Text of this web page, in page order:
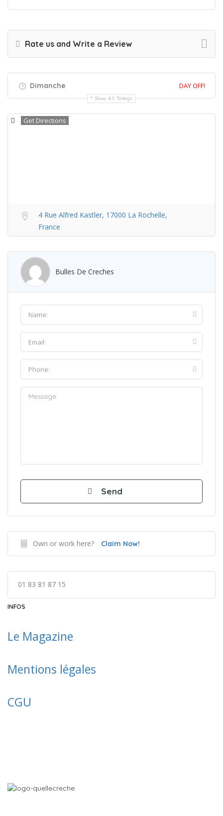
Rate us and Write a Review
Dimanche DAY OFF!
Show All Timings
Get Directions
4 Rue Alfred Kastler, 17000 La Rochelle,
France
Bulles De Creches
Own or work here? Claim Now!
01 83 81 87 15
INFOS
Le Magazine
Mentions légales
CGU